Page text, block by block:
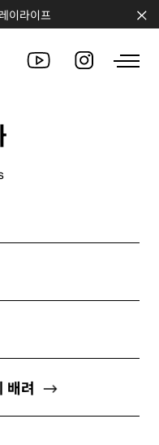
이라이프
배려